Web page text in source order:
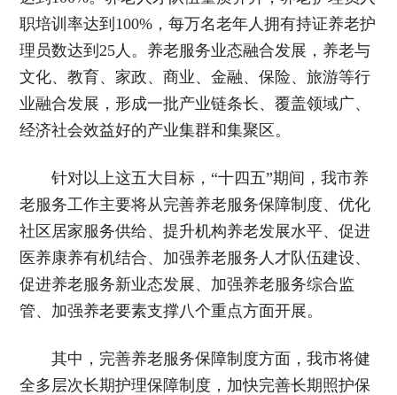
职培训率达到100%，每万名老年人拥有持证养老护
理员数达到25人。养老服务业态融合发展，养老与
文化、教育、家政、商业、金融、保险、旅游等行
业融合发展，形成一批产业链条长、覆盖领域广、
经济社会效益好的产业集群和集聚区。
针对以上这五大目标，“十四五”期间，我市养
老服务工作主要将从完善养老服务保障制度、优化
社区居家服务供给、提升机构养老发展水平、促进
医养康养有机结合、加强养老服务人才队伍建设、
促进养老服务新业态发展、加强养老服务综合监
管、加强养老要素支撑八个重点方面开展。
其中，完善养老服务保障制度方面，我市将健
全多层次长期护理保障制度，加快完善长期照护保